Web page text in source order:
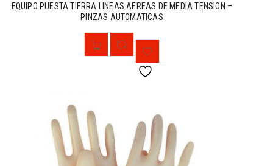
EQUIPO PUESTA TIERRA LINEAS AEREAS DE MEDIA TENSION –
PINZAS AUTOMATICAS